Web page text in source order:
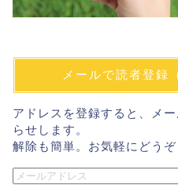
メールで読者登録
アドレスを登録すると、メ
らせします。
解除も簡単。お気軽にどうぞ
メ